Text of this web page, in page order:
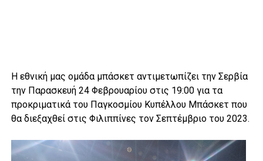
Η εθνική μας ομάδα μπάσκετ αντιμετωπίζει την Σερβία
την Παρασκευή 24 Φεβρουαρίου στις 19:00 για τα
προκριματικά του Παγκοσμίου Κυπέλλου Μπάσκετ που
θα διεξαχθεί στις Φιλιππίνες τον Σεπτέμβριο του 2023.